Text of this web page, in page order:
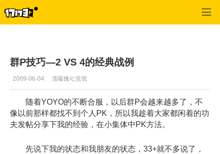
群P技巧—2 VS 4的经典战例
2009-06-04 涐嘬拽尐蓅氓
随着YOYO的不断合服，以后群P会越来越多了，不
像以前那样都找不到个人PK，所以我趁着大家都闲着的功
夫发帖分享下我的经验，在小集体中PK方法。
先说下我的状态和我朋友的状态，33+就不多说了，